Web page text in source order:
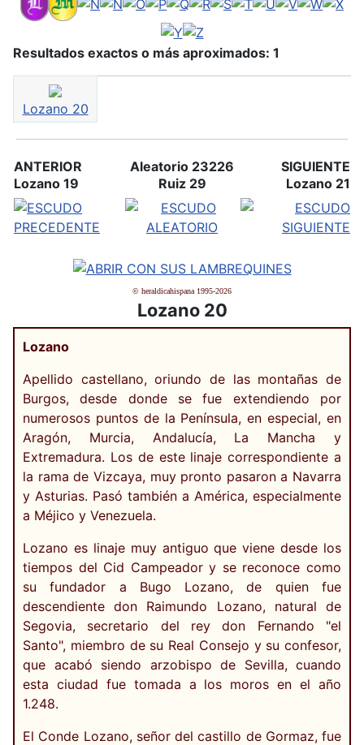
Resultados exactos o más aproximados: 1
Lozano 20
ANTERIOR
Lozano 19
Aleatorio 23226
Ruiz 29
SIGUIENTE
Lozano 21
© heraldicahispana 1995-2026
Lozano 20
Lozano
Apellido castellano, oriundo de las montañas de
Burgos, desde donde se fue extendiendo por
numerosos puntos de la Península, en especial, en
Aragón, Murcia, Andalucía, La Mancha y
Extremadura. Los de este linaje correspondiente a
la rama de Vizcaya, muy pronto pasaron a Navarra
y Asturias. Pasó también a América, especialmente
a Méjico y Venezuela.
Lozano es linaje muy antiguo que viene desde los
tiempos del Cid Campeador y se reconoce como
su fundador a Bugo Lozano, de quien fue
descendiente don Raimundo Lozano, natural de
Segovia, secretario del rey don Fernando "el
Santo", miembro de su Real Consejo y su confesor,
que acabó siendo arzobispo de Sevilla, cuando
esta ciudad fue tomada a los moros en el año
1.248.
El Conde Lozano, señor del castillo de Gormaz, fue